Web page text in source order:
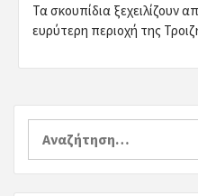
Τα σκουπίδια ξεχειλίζουν
ευρύτερη περιοχή της
Αναζήτηση